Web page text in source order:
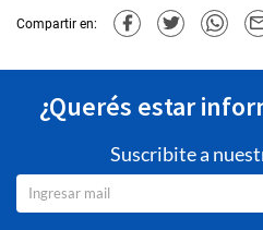
Compartir en:
¿Querés estar
Suscribite a